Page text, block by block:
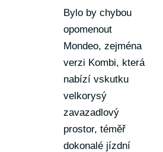
Bylo by chybou
opomenout
Mondeo, zejména
verzi Kombi, která
nabízí vskutku
velkorysý
zavazadlový
prostor, téměř
dokonalé jízdní